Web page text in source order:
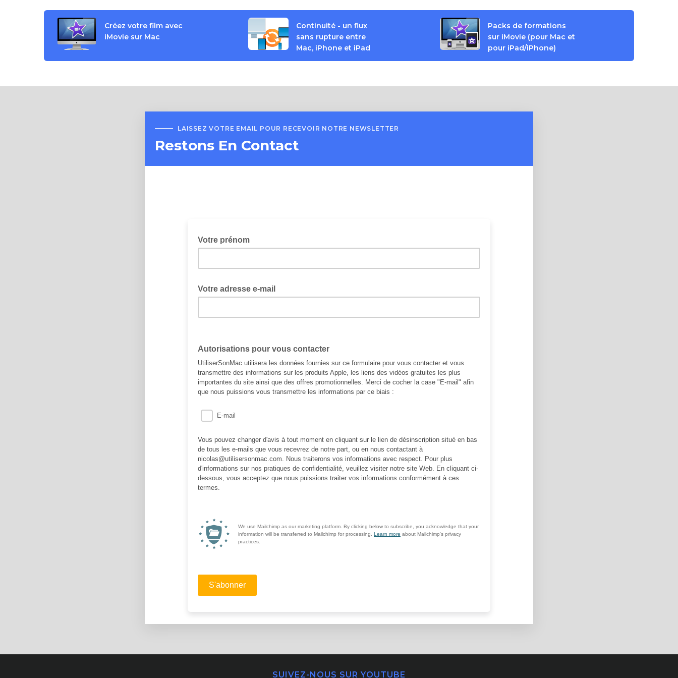
Créez votre film avec
iMovie sur Mac
Continuité - un flux
sans rupture entre
Mac, iPhone et iPad
Packs de formations
sur iMovie (pour Mac et
pour iPad/iPhone)
LAISSEZ VOTRE EMAIL POUR RECEVOIR NOTRE NEWSLETTER
Restons En Contact
SUIVEZ-NOUS SUR YOUTUBE